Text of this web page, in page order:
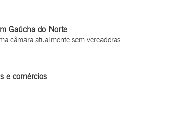
Gaúcha do Norte
câmara atualmente sem vereadoras
e comércios